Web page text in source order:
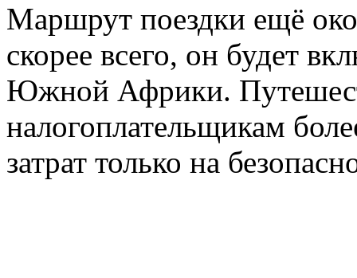
Маршрут поездки ещё
скорее всего, он будет
Южной Африки.
налогоплательщикам
затрат только на